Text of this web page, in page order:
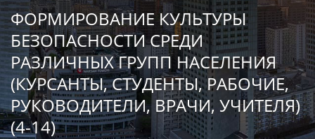
ФОРМИРОВАНИЕ КУЛЬТУРЫ
БЕЗОПАСНОСТИ СРЕДИ
РАЗЛИЧНЫХ ГРУПП НАСЕЛЕНИЯ
(КУРСАНТЫ, СТУДЕНТЫ, РАБОЧИЕ,
РУКОВОДИТЕЛИ, ВРАЧИ, УЧИТЕЛЯ)
(4-14)